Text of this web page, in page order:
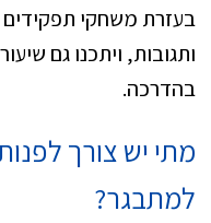
בעזרת משחקי תפקידים
ותגובות, ויתכנו גם
בהדרכה.
מתי יש צורך
למתבגר?